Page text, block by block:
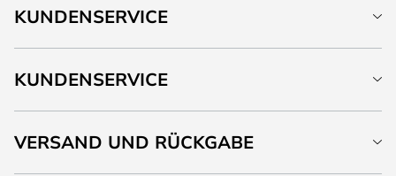
KUNDENSERVICE
KUNDENSERVICE
VERSAND UND RÜCKGABE